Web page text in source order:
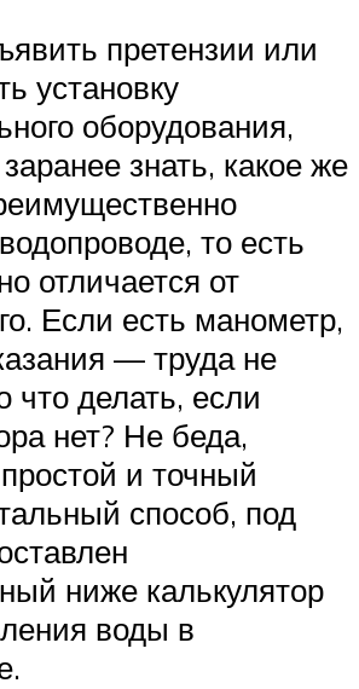
претензии или
установку
оборудования,
знать, какое же
то есть
отличается от
Если есть манометр,
— труда не
что делать, если
нет? Не беда,
и точный
способ, под
ниже калькулятор
воды в